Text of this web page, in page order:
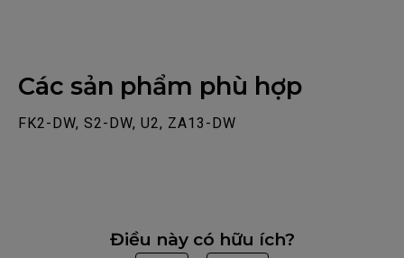
Các sản phẩm phù hợp
FK2-DW, S2-DW, U2, ZA13-DW
Điều này có hữu ích?